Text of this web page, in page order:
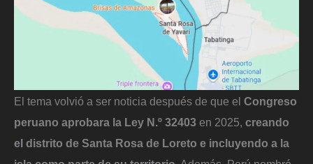
El tema volvió a ser noticia después de que el Congreso
peruano aprobara la Ley N.º 32403 en 2025, creando
el distrito de Santa Rosa de Loreto e incluyendo a la